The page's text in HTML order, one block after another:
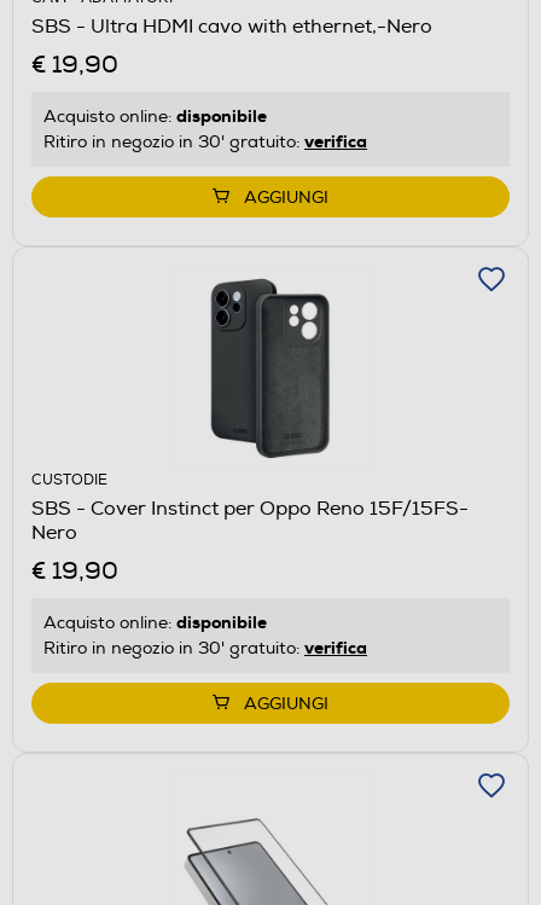
SBS - Ultra HDMI cavo with ethernet,-Nero
€ 19,90
Acquisto online: disponibile
Ritiro in negozio in 30' gratuito: verifica
AGGIUNGI
CUSTODIE
SBS - Cover Instinct per Oppo Reno 15F/15FS-
Nero
€ 19,90
Acquisto online: disponibile
Ritiro in negozio in 30' gratuito: verifica
AGGIUNGI